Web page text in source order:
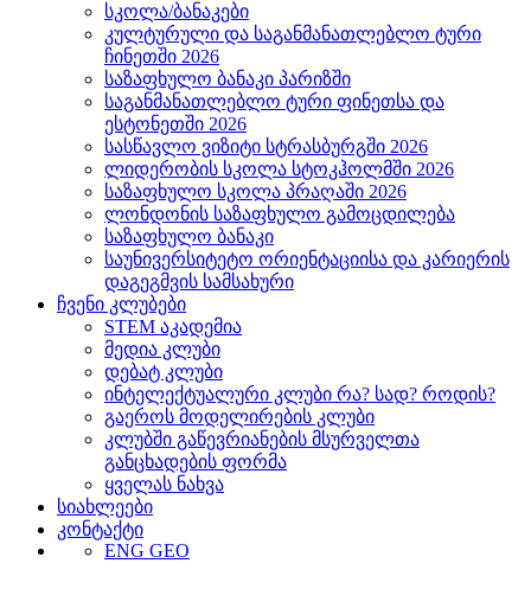
სკოლა/ბანაკები
კულტურული და საგანმანათლებლო ტური
ჩინეთში 2026
საზაფხულო ბანაკი პარიზში
საგანმანათლებლო ტური ფინეთსა და
ესტონეთში 2026
სასწავლო ვიზიტი სტრასბურგში 2026
ლიდერობის სკოლა სტოკჰოლმში 2026
საზაფხულო სკოლა პრაღაში 2026
ლონდონის საზაფხულო გამოცდილება
საზაფხულო ბანაკი
საუნივერსიტეტო ორიენტაციისა და კარიერის
დაგეგმვის სამსახური
ჩვენი კლუბები
STEM აკადემია
მედია კლუბი
დებატ კლუბი
ინტელექტუალური კლუბი რა? სად? როდის?
გაეროს მოდელირების კლუბი
კლუბში გაწევრიანების მსურველთა
განცხადების ფორმა
ყველას ნახვა
სიახლეები
კონტაქტი
ENG GEO